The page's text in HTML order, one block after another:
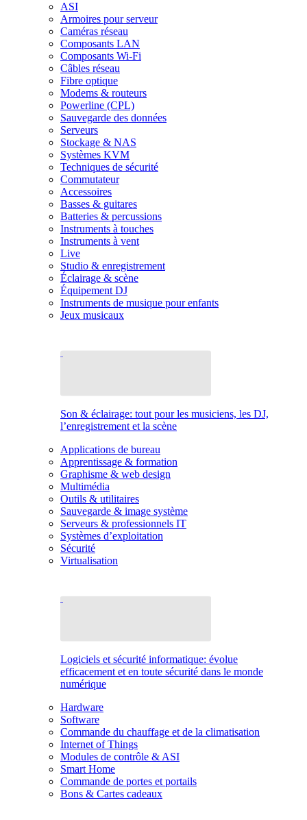
ASI
Armoires pour serveur
Caméras réseau
Composants LAN
Composants Wi-Fi
Câbles réseau
Fibre optique
Modems & routeurs
Powerline (CPL)
Sauvegarde des données
Serveurs
Stockage & NAS
Systèmes KVM
Techniques de sécurité
Commutateur
Accessoires
Basses & guitares
Batteries & percussions
Instruments à touches
Instruments à vent
Live
Studio & enregistrement
Éclairage & scène
Équipement DJ
Instruments de musique pour enfants
Jeux musicaux
Son & éclairage: tout pour les musiciens, les DJ,
l’enregistrement et la scène
Applications de bureau
Apprentissage & formation
Graphisme & web design
Multimédia
Outils & utilitaires
Sauvegarde & image système
Serveurs & professionnels IT
Systèmes d’exploitation
Sécurité
Virtualisation
Logiciels et sécurité informatique: évolue
efficacement et en toute sécurité dans le monde
numérique
Hardware
Software
Commande du chauffage et de la climatisation
Internet of Things
Modules de contrôle & ASI
Smart Home
Commande de portes et portails
Bons & Cartes cadeaux